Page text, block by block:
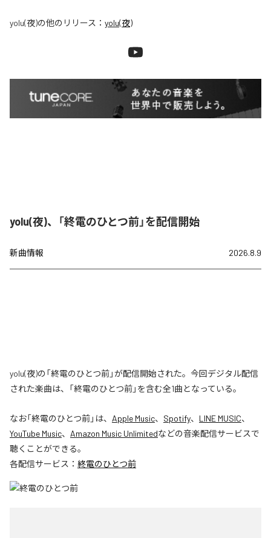
yolu(夜)の他のリリース： yolu(夜)
yolu(夜)、「終電のひとつ前」を配信開始
新曲情報 2026.8.9
yolu(夜)の「終電のひとつ前」が配信開始された。今回デジタル配信
された楽曲は、「終電のひとつ前」を含む全1曲となっている。
なお「終電のひとつ前」は、 Apple Music、 Spotify、 LINE MUSIC、
YouTube Music、 Amazon Music Unlimitedなどの音楽配信サービスで
聴くことができる。
各配信サービス： 終電のひとつ前